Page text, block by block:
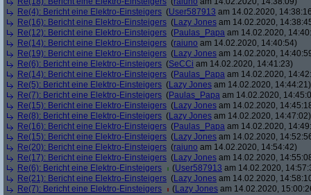
Re(4): Bericht eine Elektro-Einsteigers (User587913 am 14.02.2020,
Re(16): Bericht eine Elektro-Einsteigers (Lazy Jones am 14.02.2020,
Re(12): Bericht eine Elektro-Einsteigers (Paulas_Papa am 14.02.2020,
Re(14): Bericht eine Elektro-Einsteigers (raiuno am 14.02.2020, 14:40:54)
Re(19): Bericht eine Elektro-Einsteigers (Lazy Jones am 14.02.2020,
Re(6): Bericht eine Elektro-Einsteigers (SeCCi am 14.02.2020, 14:41:23)
Re(14): Bericht eine Elektro-Einsteigers (Paulas_Papa am 14.02.2020,
Re(5): Bericht eine Elektro-Einsteigers (Lazy Jones am 14.02.2020, 14:44:21)
Re(7): Bericht eine Elektro-Einsteigers (Paulas_Papa am 14.02.2020,
Re(15): Bericht eine Elektro-Einsteigers (Lazy Jones am 14.02.2020,
Re(8): Bericht eine Elektro-Einsteigers (Lazy Jones am 14.02.2020, 14:47:02)
Re(16): Bericht eine Elektro-Einsteigers (Paulas_Papa am 14.02.2020,
Re(15): Bericht eine Elektro-Einsteigers (Lazy Jones am 14.02.2020,
Re(20): Bericht eine Elektro-Einsteigers (raiuno am 14.02.2020, 14:54:42)
Re(17): Bericht eine Elektro-Einsteigers (Lazy Jones am 14.02.2020,
Re(6): Bericht eine Elektro-Einsteigers
(User587913 am 14.02.2020,
Re(21): Bericht eine Elektro-Einsteigers (Lazy Jones am 14.02.2020,
Re(7): Bericht eine Elektro-Einsteigers
(Lazy Jones am 14.02.2020,